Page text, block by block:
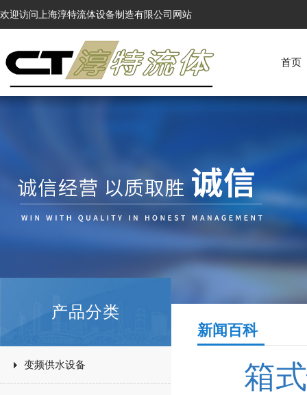
欢迎访问上海淳特流体设备制造有限公司网站
首页
产品分类
变频供水设备
新闻百科
箱